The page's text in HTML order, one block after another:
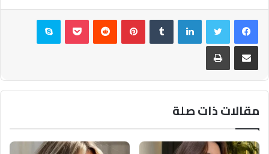
فيسبوكتويتر لينكدإن بينتيريست بوكيت سكايب
مشاركة عبر البريد طباعة
مقالات ذات صلة